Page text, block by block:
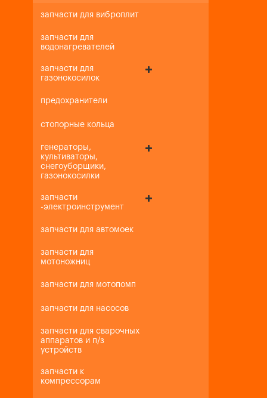
запчасти для виброплит
запчасти для
водонагревателей
запчасти для
газонокосилок
предохранители
стопорные кольца
генераторы,
культиваторы,
снегоуборщики,
газонокосилки
запчасти
-электроинструмент
запчасти для автомоек
запчасти для
мотоножниц
запчасти для мотопомп
запчасти для насосов
запчасти для сварочных
аппаратов и п/з
устройств
запчасти к
компрессорам